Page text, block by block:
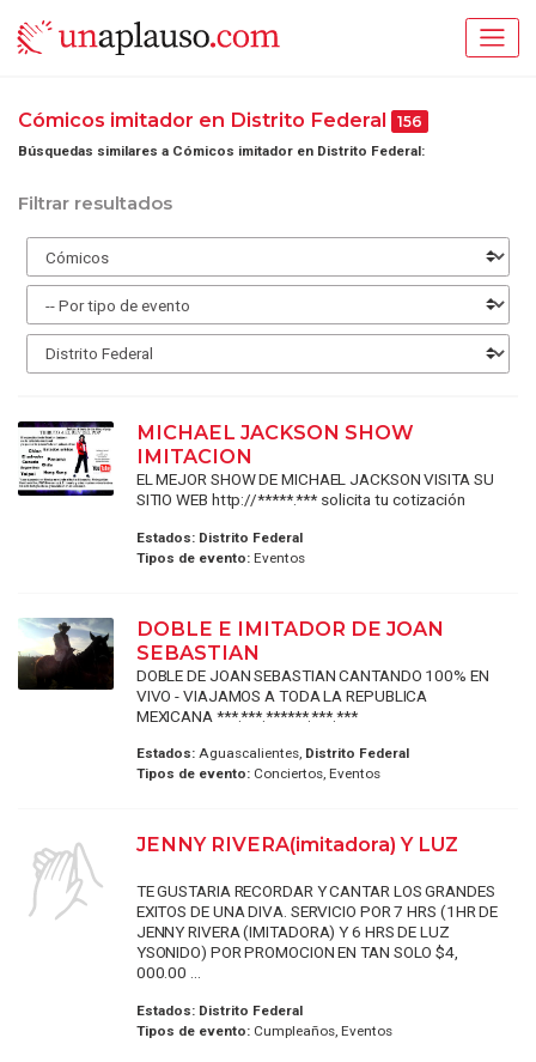
Cómicos imitador en Distrito Federal 156
Búsquedas similares a Cómicos imitador en Distrito Federal:
Filtrar resultados
MICHAEL JACKSON SHOW
IMITACION
EL MEJOR SHOW DE MICHAEL JACKSON VISITA SU
SITIO WEB http://*****.*** solicita tu cotización
Estados: Distrito Federal
Tipos de evento:Eventos
DOBLE E IMITADOR DE JOAN
SEBASTIAN
DOBLE DE JOAN SEBASTIAN CANTANDO 100% EN
VIVO - VIAJAMOS A TODA LA REPUBLICA
MEXICANA ***.***.******.***.***
Estados:Aguascalientes, Distrito Federal
Tipos de evento:Conciertos, Eventos
JENNY RIVERA(imitadora) Y LUZ
TE GUSTARIA RECORDAR Y CANTAR LOS GRANDES
EXITOS DE UNA DIVA. SERVICIO POR 7 HRS (1HR DE
JENNY RIVERA (IMITADORA) Y 6 HRS DE LUZ
YSONIDO) POR PROMOCION EN TAN SOLO $4,
000.00 ...
Estados: Distrito Federal
Tipos de evento:Cumpleaños, Eventos